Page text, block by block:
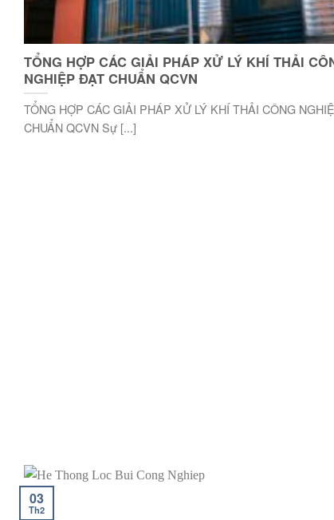
TỔNG HỢP CÁC GIẢI PHÁP XỬ LÝ KHÍ THẢI
NGHIỆP ĐẠT CHUẨN QCVN
TỔNG HỢP CÁC GIẢI PHÁP XỬ LÝ KHÍ THẢI CÔNG
CHUẨN QCVN Sự [...]
03
Th2